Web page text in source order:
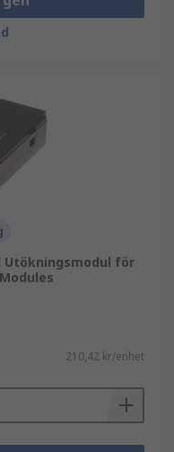
Utökningsmodul för
210,42 kr/enhet